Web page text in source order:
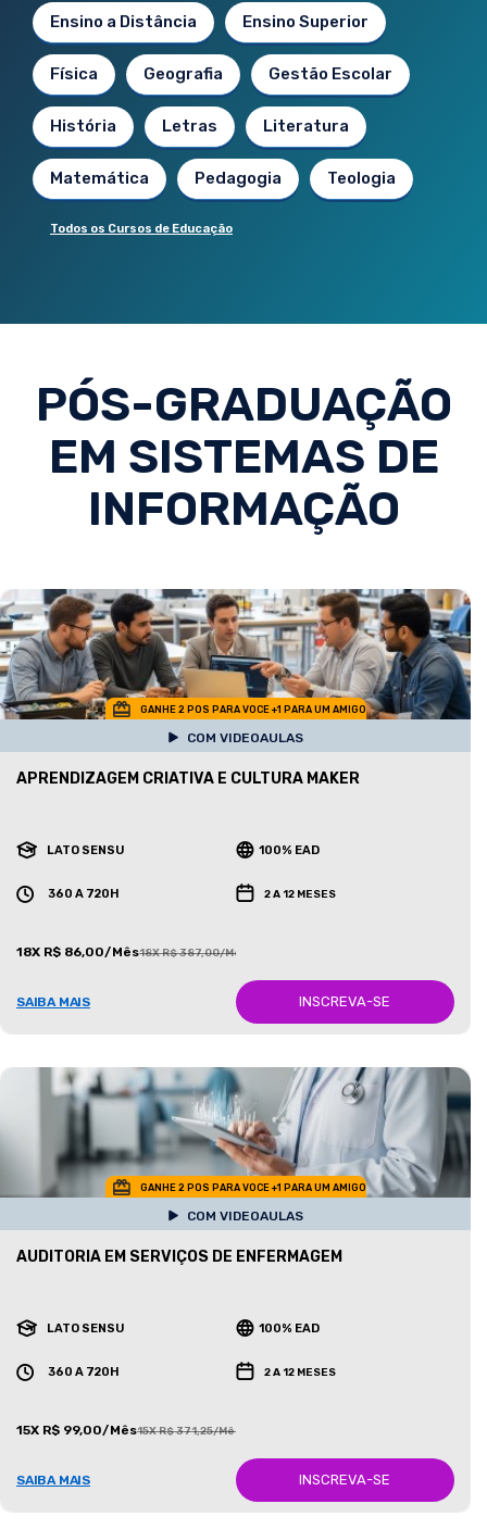
Ensino a Distância Ensino Superior
Física Geografia Gestão Escolar
História Letras Literatura
Matemática Pedagogia Teologia
Todos os Cursos de Educação
PÓS-GRADUAÇÃO
EM SISTEMAS DE
INFORMAÇÃO
GANHE 2 POS PARA VOCE +1 PARA UM AMIGO
COM VIDEOAULAS
APRENDIZAGEM CRIATIVA E CULTURA MAKER
LATO SENSU 100% EAD
360 A 720H 2 A 12 MESES
18X R$ 86,00/Mês18X R$ 387,00/Mês
SAIBA MAIS INSCREVA-SE
GANHE 2 POS PARA VOCE +1 PARA UM AMIGO
COM VIDEOAULAS
AUDITORIA EM SERVIÇOS DE ENFERMAGEM
LATO SENSU 100% EAD
360 A 720H 2 A 12 MESES
15X R$ 99,00/Mês15X R$ 371,25/Mês
SAIBA MAIS INSCREVA-SE